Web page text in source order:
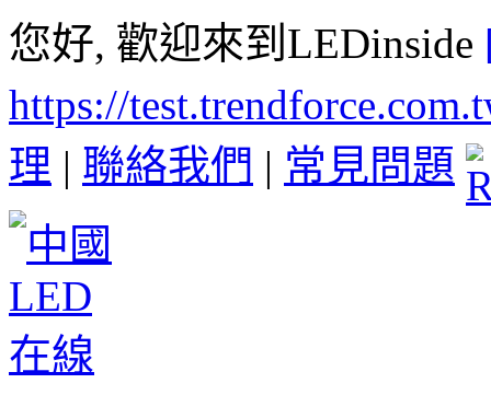
您好, 歡迎來到LEDinside
https://
理 | 聯絡我們 | 常見問題